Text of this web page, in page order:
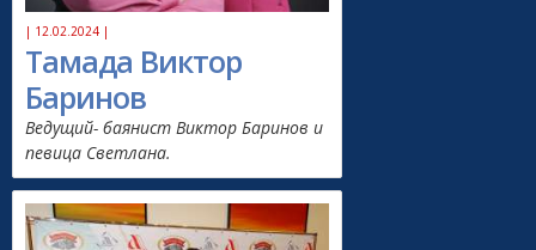
| 12.02.2024 |
Тамада Виктор
Баринов
Ведущий- баянист Виктор Баринов и
певица Светлана.